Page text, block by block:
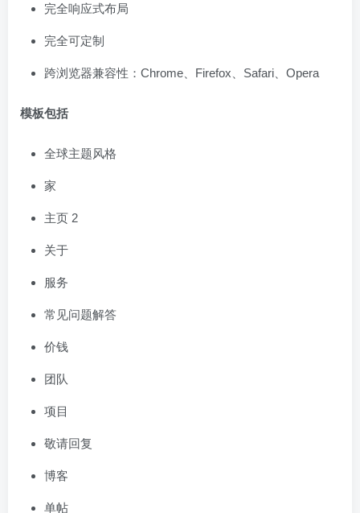
完全响应式布局
完全可定制
跨浏览器兼容性：Chrome、Firefox、Safari、Opera
模板包括
全球主题风格
家
主页 2
关于
服务
常见问题解答
价钱
团队
项目
敬请回复
博客
单帖